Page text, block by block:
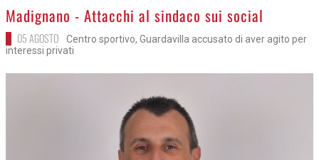
>Madignano - Attacchi al sindaco sui social
05 AGOSTO
Centro sportivo, Guardavilla accusato di aver agito per
interessi privati